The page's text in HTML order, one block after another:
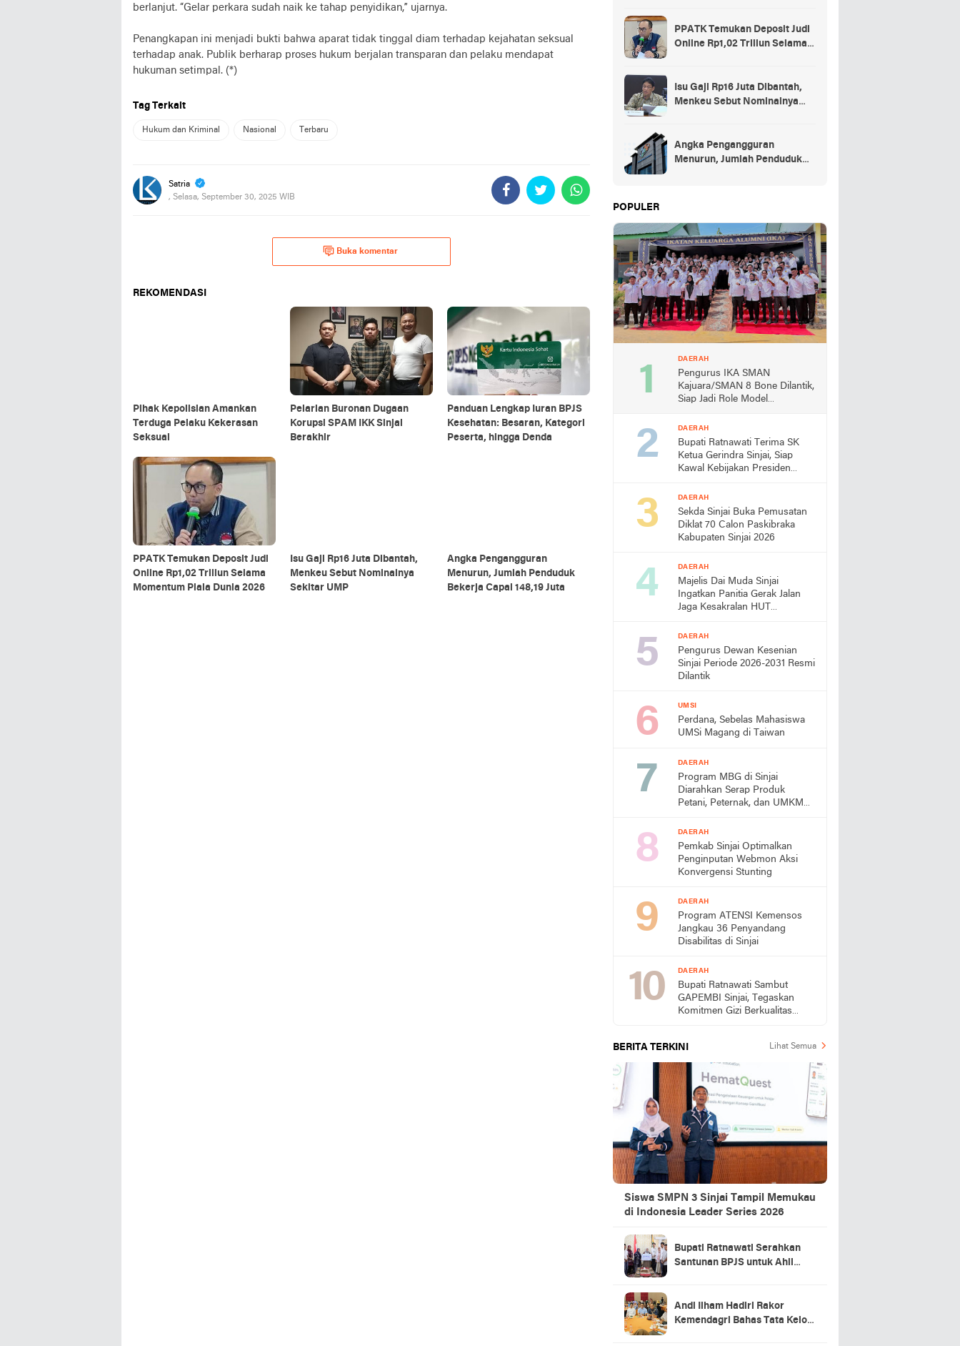
berlanjut. “Gelar perkara sudah naik ke tahap penyidikan,” ujarnya.
Penangkapan ini menjadi bukti bahwa aparat tidak tinggal diam terhadap kejahatan seksual
terhadap anak. Publik berharap proses hukum berjalan transparan dan pelaku mendapat
hukuman setimpal. (*)
Tag Terkait
Hukum dan Kriminal Nasional Terbaru
Satria
, Selasa, September 30, 2025 WIB
Buka komentar
REKOMENDASI
Pihak Kepolisian Amankan
Terduga Pelaku Kekerasan
Seksual
Pelarian Buronan Dugaan
Korupsi SPAM IKK Sinjai
Berakhir
Panduan Lengkap Iuran BPJS
Kesehatan: Besaran, Kategori
Peserta, hingga Denda
PPATK Temukan Deposit Judi
Online Rp1,02 Triliun Selama
Momentum Piala Dunia 2026
Isu Gaji Rp16 Juta Dibantah,
Menkeu Sebut Nominalnya
Sekitar UMP
Angka Pengangguran
Menurun, Jumlah Penduduk
Bekerja Capai 148,19 Juta
PPATK Temukan Deposit Judi
Online Rp1,02 Triliun Selama
Isu Gaji Rp16 Juta Dibantah,
Menkeu Sebut Nominalnya
Angka Pengangguran
Menurun, Jumlah Penduduk
POPULER
DAERAH
Pengurus IKA SMAN
Kajuara/SMAN 8 Bone Dilantik,
Siap Jadi Role Model
DAERAH
Bupati Ratnawati Terima SK
Ketua Gerindra Sinjai, Siap
Kawal Kebijakan Presiden
DAERAH
Sekda Sinjai Buka Pemusatan
Diklat 70 Calon Paskibraka
Kabupaten Sinjai 2026
DAERAH
Majelis Dai Muda Sinjai
Ingatkan Panitia Gerak Jalan
Jaga Kesakralan HUT
DAERAH
Pengurus Dewan Kesenian
Sinjai Periode 2026-2031 Resmi
Dilantik
UMSI
Perdana, Sebelas Mahasiswa
UMSi Magang di Taiwan
DAERAH
Program MBG di Sinjai
Diarahkan Serap Produk
Petani, Peternak, dan UMKM
DAERAH
Pemkab Sinjai Optimalkan
Penginputan Webmon Aksi
Konvergensi Stunting
DAERAH
Program ATENSI Kemensos
Jangkau 36 Penyandang
Disabilitas di Sinjai
DAERAH
Bupati Ratnawati Sambut
GAPEMBI Sinjai, Tegaskan
Komitmen Gizi Berkualitas
BERITA TERKINI Lihat Semua
Siswa SMPN 3 Sinjai Tampil Memukau
di Indonesia Leader Series 2026
Bupati Ratnawati Serahkan
Santunan BPJS untuk Ahli
Andi Ilham Hadiri Rakor
Kemendagri Bahas Tata Kelola